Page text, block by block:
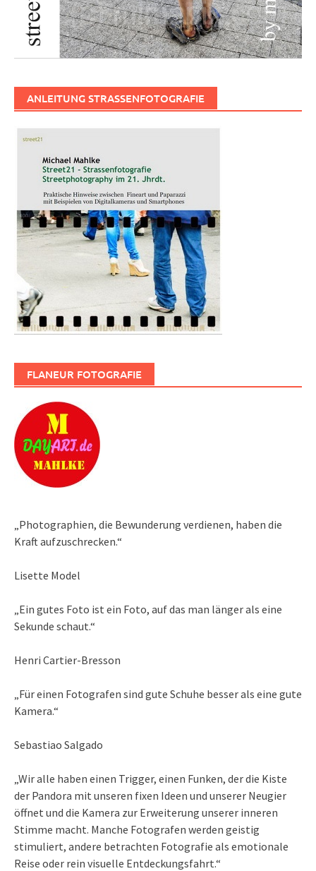
ANLEITUNG STRASSENFOTOGRAFIE
FLANEUR FOTOGRAFIE
„Photographien, die Bewunderung verdienen, haben die
Kraft aufzuschrecken.“
Lisette Model
„Ein gutes Foto ist ein Foto, auf das man länger als eine
Sekunde schaut.“
Henri Cartier-Bresson
„Für einen Fotografen sind gute Schuhe besser als eine gute
Kamera.“
Sebastiao Salgado
„Wir alle haben einen Trigger, einen Funken, der die Kiste
der Pandora mit unseren fixen Ideen und unserer Neugier
öffnet und die Kamera zur Erweiterung unserer inneren
Stimme macht. Manche Fotografen werden geistig
stimuliert, andere betrachten Fotografie als emotionale
Reise oder rein visuelle Entdeckungsfahrt.“